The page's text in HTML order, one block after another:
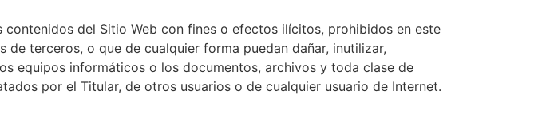
del Sitio Web con fines o efectos ilícitos, prohibidos en este
terceros, o que de cualquier forma puedan dañar, inutilizar,
equipos informáticos o los documentos, archivos y toda clase de
por el Titular, de otros usuarios o de cualquier usuario de Internet.